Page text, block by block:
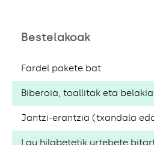
Bestelakoak
Fardel pakete bat
Biberoia, toallitak eta belakia
Jantzi-erantzia (txandala
Lau hilabetetik urtebete